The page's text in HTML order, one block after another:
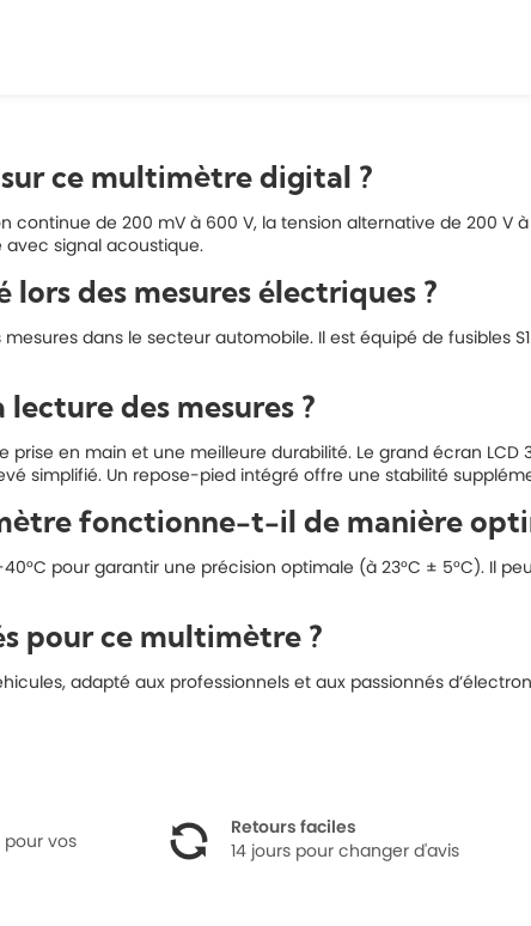
ce multimètre digital ?
de 200 mV à 600 V, la tension alternative de 200 V
avec signal acoustique.
des mesures électriques ?
dans le secteur automobile. Il est équipé de fusibles
des mesures ?
en main et une meilleure durabilité. Le grand écran LCD
simplifié. Un repose-pied intégré offre une stabilité
fonctionne-t-il de manière
pour garantir une précision optimale (à 23°C ± 5°C). Il
pour ce multimètre ?
adapté aux professionnels et aux passionnés
pour vos
Retours faciles
14 jours pour changer d'avis